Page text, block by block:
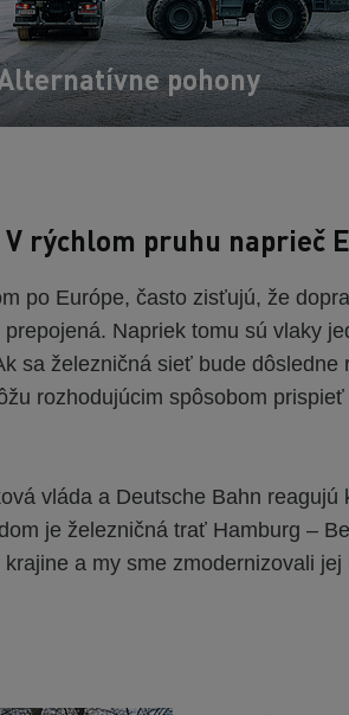
pohony
rýchlom pruhu naprieč
po Európe, často zisťujú, že
Napriek tomu sú vlaky
sa železničná sieť bude dôsledne
rozhodujúcim spôsobom
vláda a Deutsche Bahn reagujú
je železničná trať Hamburg –
a my sme zmodernizovali